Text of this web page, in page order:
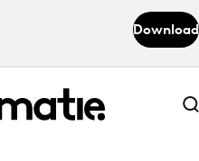
Download
Abonneer nu
Abonneer nu